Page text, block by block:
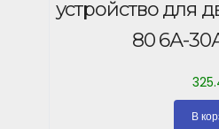
устройство для
80 6А-
В